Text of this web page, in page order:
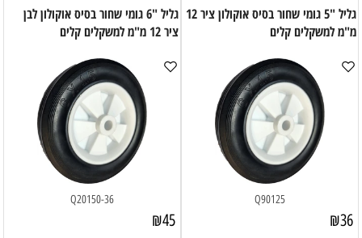
גליל "5 גומי שחור בסיס אוקולון ציר 12
מ"מ למשקלים קלים
Q90125
₪36
גליל "6 גומי שחור בסיס אוקולון לבן
ציר 12 מ"מ למשקלים קלים
Q20150-36
₪45